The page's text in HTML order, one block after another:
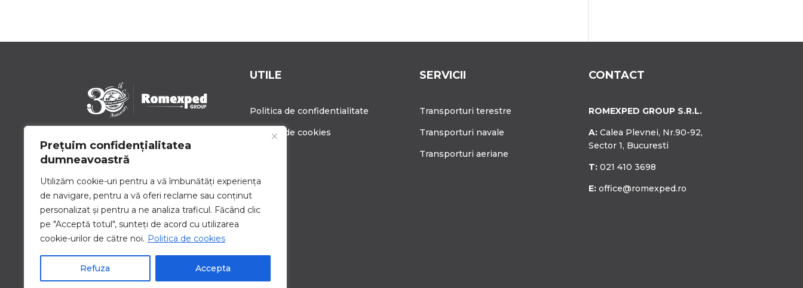
Prețuim confidențialitatea
dumneavoastră
Utilizăm cookie-uri pentru a vă îmbunătăți experiența
de navigare, pentru a vă oferi reclame sau conținut
personalizat și pentru a ne analiza traficul. Făcând clic
pe "Acceptă totul", sunteți de acord cu utilizarea
cookie-urilor de către noi. Politica de cookies
Refuza Accepta
Romexped Group este un
partener de încredere pentru
mărfuri și logistică. Oferim
servicii personalizate pentru a
satisface nevoile unice de
transport ale companiilor de
toate dimensiunile.
UTILE
Politica de confidentialitate
Politica de cookies
Contact
SERVICII
Transporturi terestre
Transporturi navale
Transporturi aeriane
CONTACT
ROMEXPED GROUP S.R.L.
A: Calea Plevnei, Nr.90-92,
Sector 1, Bucuresti
T: 021 410 3698
E: office@romexped.ro
Copyright © 2026 Romexped Group SRL